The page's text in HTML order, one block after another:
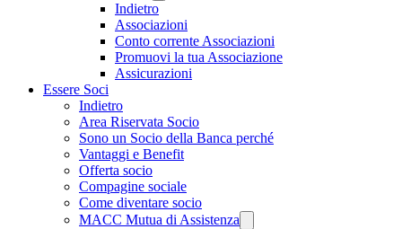
Indietro
Associazioni
Conto corrente Associazioni
Promuovi la tua Associazione
Assicurazioni
Essere Soci
Indietro
Area Riservata Socio
Sono un Socio della Banca perché
Vantaggi e Benefit
Offerta socio
Compagine sociale
Come diventare socio
MACC Mutua di Assistenza